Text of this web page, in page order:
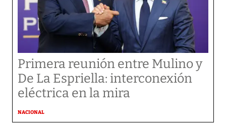
Primera reunión entre Mulino y
De La Espriella: interconexión
eléctrica en la mira
NACIONAL